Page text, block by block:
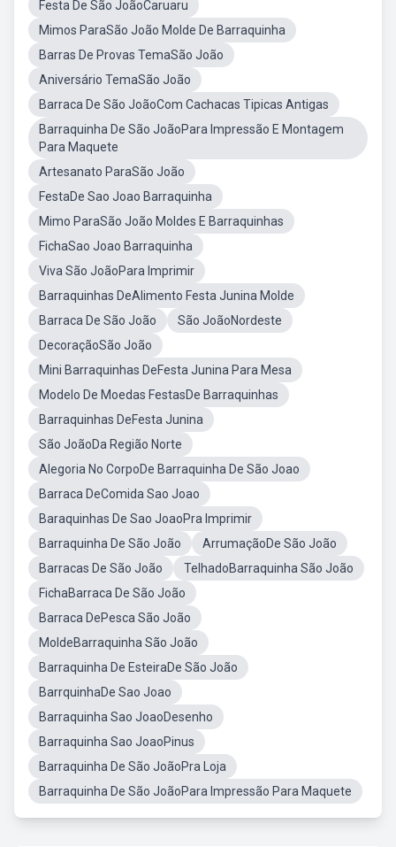
Festa De São JoãoCaruaru
Mimos ParaSão João Molde De Barraquinha
Barras De Provas TemaSão João
Aniversário TemaSão João
Barraca De São JoãoCom Cachacas Tipicas Antigas
Barraquinha De São JoãoPara Impressão E Montagem
Para Maquete
Artesanato ParaSão João
FestaDe Sao Joao Barraquinha
Mimo ParaSão João Moldes E Barraquinhas
FichaSao Joao Barraquinha
Viva São JoãoPara Imprimir
Barraquinhas DeAlimento Festa Junina Molde
Barraca De São João
São JoãoNordeste
DecoraçãoSão João
Mini Barraquinhas DeFesta Junina Para Mesa
Modelo De Moedas FestasDe Barraquinhas
Barraquinhas DeFesta Junina
São JoãoDa Região Norte
Alegoria No CorpoDe Barraquinha De São Joao
Barraca DeComida Sao Joao
Baraquinhas De Sao JoaoPra Imprimir
Barraquinha De São João
ArrumaçãoDe São João
Barracas De São João
TelhadoBarraquinha São João
FichaBarraca De São João
Barraca DePesca São João
MoldeBarraquinha São João
Barraquinha De EsteiraDe São João
BarrquinhaDe Sao Joao
Barraquinha Sao JoaoDesenho
Barraquinha Sao JoaoPinus
Barraquinha De São JoãoPra Loja
Barraquinha De São JoãoPara Impressão Para Maquete